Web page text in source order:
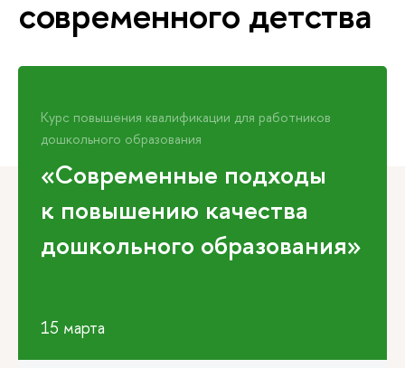
современного детства
Курс повышения квалификации для работников
дошкольного образования
«Современные подходы
к повышению качества
дошкольного образования»
15 марта